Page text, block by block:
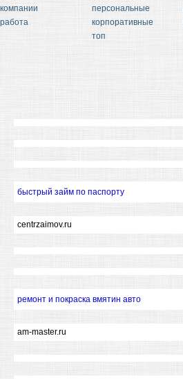
компании
работа
персональные
корпоративные
топ
быстрый займ по паспорту
centrzaimov.ru
ремонт и покраска вмятин авто
am-master.ru